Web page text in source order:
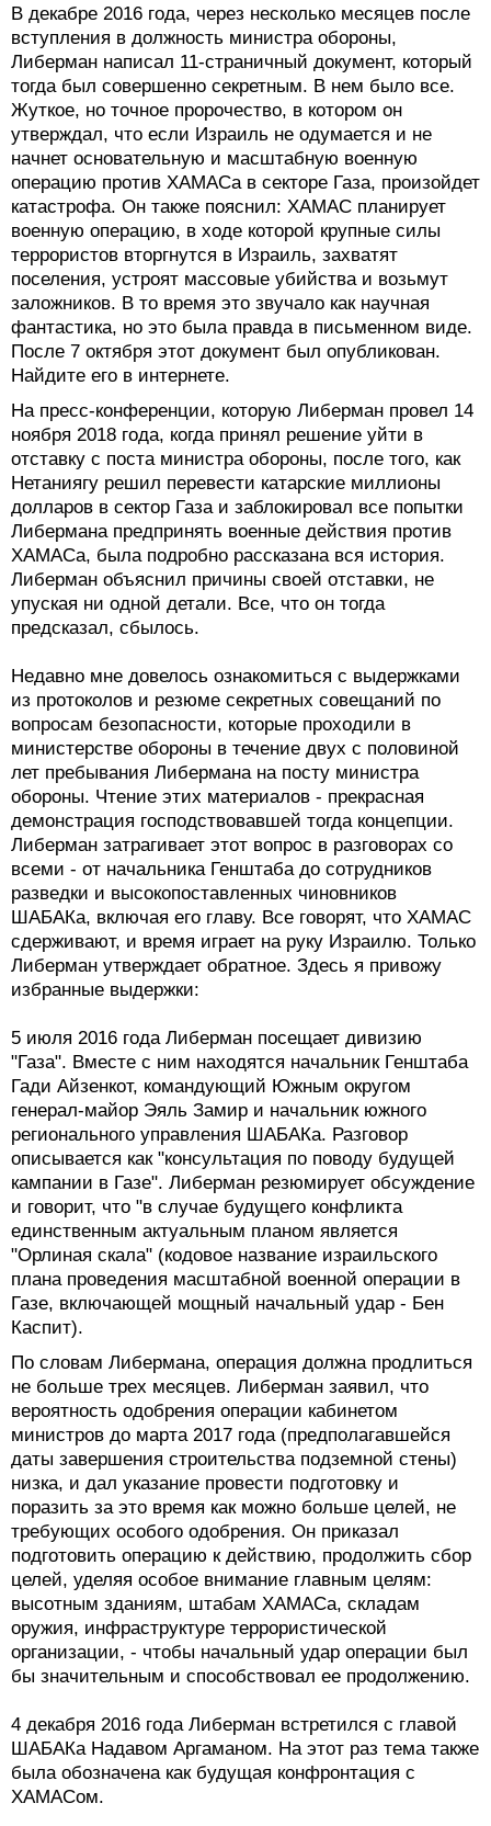
В декабре 2016 года, через несколько месяцев после
вступления в должность министра обороны,
Либерман написал 11-страничный документ, который
тогда был совершенно секретным. В нем было все.
Жуткое, но точное пророчество, в котором он
утверждал, что если Израиль не одумается и не
начнет основательную и масштабную военную
операцию против ХАМАСа в секторе Газа, произойдет
катастрофа. Он также пояснил: ХАМАС планирует
военную операцию, в ходе которой крупные силы
террористов вторгнутся в Израиль, захватят
поселения, устроят массовые убийства и возьмут
заложников. В то время это звучало как научная
фантастика, но это была правда в письменном виде.
После 7 октября этот документ был опубликован.
Найдите его в интернете.
На пресс-конференции, которую Либерман провел 14
ноября 2018 года, когда принял решение уйти в
отставку с поста министра обороны, после того, как
Нетаниягу решил перевести катарские миллионы
долларов в сектор Газа и заблокировал все попытки
Либермана предпринять военные действия против
ХАМАСа, была подробно рассказана вся история.
Либерман объяснил причины своей отставки, не
упуская ни одной детали. Все, что он тогда
предсказал, сбылось.
Недавно мне довелось ознакомиться с выдержками
из протоколов и резюме секретных совещаний по
вопросам безопасности, которые проходили в
министерстве обороны в течение двух с половиной
лет пребывания Либермана на посту министра
обороны. Чтение этих материалов - прекрасная
демонстрация господствовавшей тогда концепции.
Либерман затрагивает этот вопрос в разговорах со
всеми - от начальника Генштаба до сотрудников
разведки и высокопоставленных чиновников
ШАБАКа, включая его главу. Все говорят, что ХАМАС
сдерживают, и время играет на руку Израилю. Только
Либерман утверждает обратное. Здесь я привожу
избранные выдержки:
5 июля 2016 года Либерман посещает дивизию
"Газа". Вместе с ним находятся начальник Генштаба
Гади Айзенкот, командующий Южным округом
генерал-майор Эяль Замир и начальник южного
регионального управления ШАБАКа. Разговор
описывается как "консультация по поводу будущей
кампании в Газе". Либерман резюмирует обсуждение
и говорит, что "в случае будущего конфликта
единственным актуальным планом является
"Орлиная скала" (кодовое название израильского
плана проведения масштабной военной операции в
Газе, включающей мощный начальный удар - Бен
Каспит).
По словам Либермана, операция должна продлиться
не больше трех месяцев. Либерман заявил, что
вероятность одобрения операции кабинетом
министров до марта 2017 года (предполагавшейся
даты завершения строительства подземной стены)
низка, и дал указание провести подготовку и
поразить за это время как можно больше целей, не
требующих особого одобрения. Он приказал
подготовить операцию к действию, продолжить сбор
целей, уделяя особое внимание главным целям:
высотным зданиям, штабам ХАМАСа, складам
оружия, инфраструктуре террористической
организации, - чтобы начальный удар операции был
бы значительным и способствовал ее продолжению.
4 декабря 2016 года Либерман встретился с главой
ШАБАКа Надавом Аргаманом. На этот раз тема также
была обозначена как будущая конфронтация с
ХАМАСом.